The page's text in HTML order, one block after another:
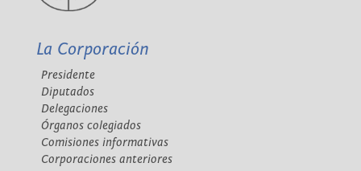
La Corporación
Presidente
Diputados
Delegaciones
Órganos colegiados
Comisiones informativas
Corporaciones anteriores